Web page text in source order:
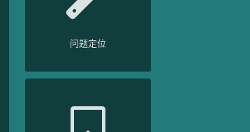
问题定位